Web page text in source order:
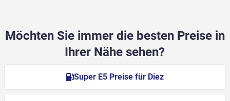
Möchten Sie immer die besten Preise in
Ihrer Nähe sehen?
Super E5 Preise für Diez